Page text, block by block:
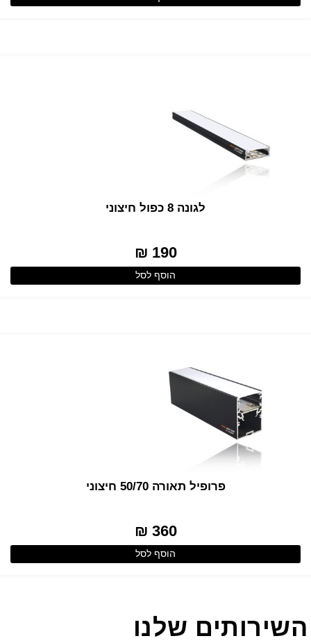
לגונה 8 כפול חיצוני
190 ₪
הוסף לסל
פרופיל תאורה 50/70 חיצוני
360 ₪
הוסף לסל
השירותים שלנו